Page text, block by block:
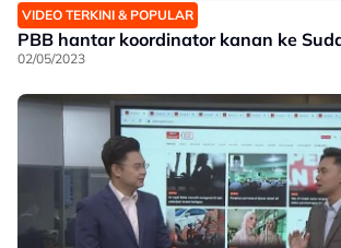
VIDEO TERKINI & POPULAR
PBB hantar koordinator kanan ke
02/05/2023